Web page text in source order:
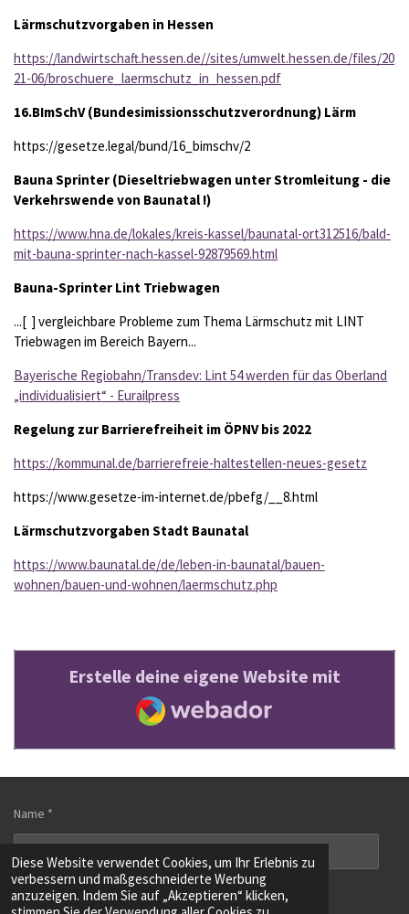
Diese Website verwendet Cookies, um Ihr Erlebnis zu
verbessern und maßgeschneiderte Werbung
anzuzeigen. Indem Sie auf „Akzeptieren“ klicken,
Lärmschutzvorgaben in Hessen
https://landwirtschaft.hessen.de//sites/umwelt.hessen.de/files/20
21-06/broschuere_laermschutz_in_hessen.pdf
16.BImSchV (Bundesimissionsschutzverordnung) Lärm
https://gesetze.legal/bund/16_bimschv/2
Bauna Sprinter (Dieseltriebwagen unter Stromleitung - die
Verkehrswende von Baunatal !)
https://www.hna.de/lokales/kreis-kassel/baunatal-ort312516/bald-
mit-bauna-sprinter-nach-kassel-92879569.html
Bauna-Sprinter Lint Triebwagen
...[ ] vergleichbare Probleme zum Thema Lärmschutz mit LINT
Triebwagen im Bereich Bayern...
Bayerische Regiobahn/Transdev: Lint 54 werden für das Oberland
„individualisiert“ - Eurailpress
Regelung zur Barrierefreiheit im ÖPNV bis 2022
https://kommunal.de/barrierefreie-haltestellen-neues-gesetz
https://www.gesetze-im-internet.de/pbefg/__8.html
Lärmschutzvorgaben Stadt Baunatal
https://www.baunatal.de/de/leben-in-baunatal/bauen-
wohnen/bauen-und-wohnen/laermschutz.php
Erstelle deine eigene Website mit
Webador
Name *
E-Mail-Adresse *